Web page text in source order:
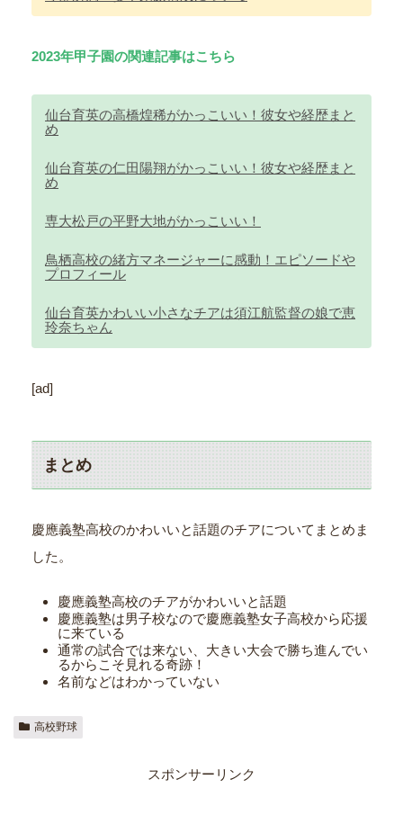
2023年甲子園の関連記事はこちら
仙台育英の高橋煌稀がかっこいい！彼女や経歴まと
め
仙台育英の仁田陽翔がかっこいい！彼女や経歴まと
め
専大松戸の平野大地がかっこいい！
鳥栖高校の緒方マネージャーに感動！エピソードや
プロフィール
仙台育英かわいい小さなチアは須江航監督の娘で恵
玲奈ちゃん
[ad]
まとめ
慶應義塾高校のかわいいと話題のチアについてまとめま
した。
慶應義塾高校のチアがかわいいと話題
慶應義塾は男子校なので慶應義塾女子高校から応援
に来ている
通常の試合では来ない、大きい大会で勝ち進んでい
るからこそ見れる奇跡！
名前などはわかっていない
高校野球
スポンサーリンク